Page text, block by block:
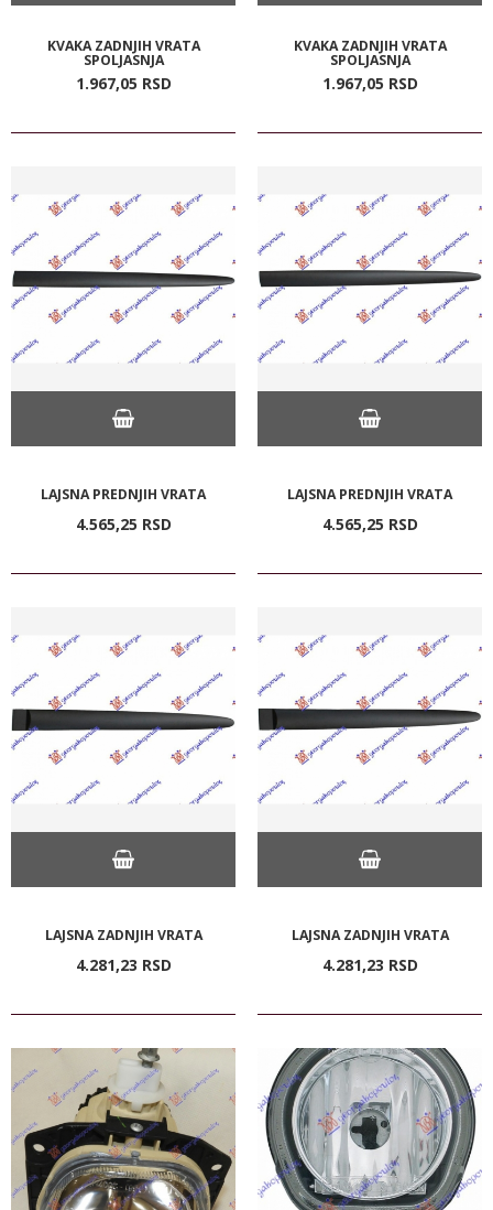
KVAKA ZADNJIH VRATA
SPOLJASNJA
1.967,05 RSD
KVAKA ZADNJIH VRATA
SPOLJASNJA
1.967,05 RSD
LAJSNA PREDNJIH VRATA
4.565,25 RSD
LAJSNA PREDNJIH VRATA
4.565,25 RSD
LAJSNA ZADNJIH VRATA
4.281,23 RSD
LAJSNA ZADNJIH VRATA
4.281,23 RSD